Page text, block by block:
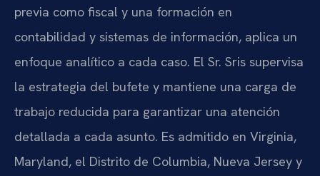
previa como fiscal y una formación en
contabilidad y sistemas de información, aplica un
enfoque analítico a cada caso. El Sr. Sris supervisa
la estrategia del bufete y mantiene una carga de
trabajo reducida para garantizar una atención
detallada a cada asunto. Es admitido en Virginia,
Maryland, el Distrito de Columbia, Nueva Jersey y